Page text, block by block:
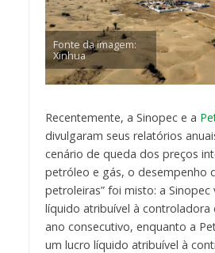
Fonte da imagem:
Xinhua
Recentemente, a Sinopec e a
divulgaram seus relatórios
cenário de queda dos preços
petróleo e gás, o desempenho
petroleiras” foi misto: a Sinopec
líquido atribuível à controladora
ano consecutivo, enquanto a
um lucro líquido atribuível à